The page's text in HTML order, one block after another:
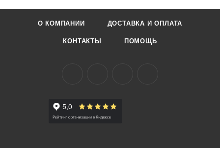
О КОМПАНИИ ДОСТАВКА И ОПЛАТА
КОНТАКТЫ ПОМОЩЬ